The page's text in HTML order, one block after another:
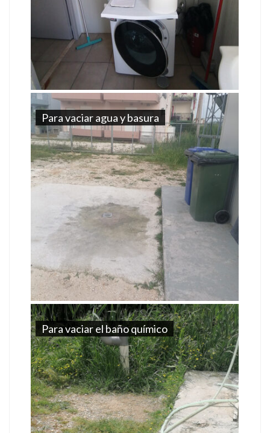
Para vaciar agua y basura
Para vaciar el baño químico